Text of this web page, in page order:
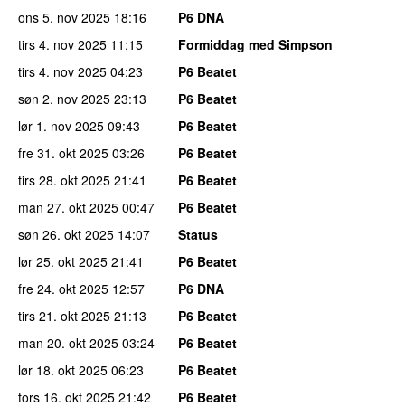
ons 5. nov 2025 18:16
P6 DNA
tirs 4. nov 2025 11:15
Formiddag med Simpson
tirs 4. nov 2025 04:23
P6 Beatet
søn 2. nov 2025 23:13
P6 Beatet
lør 1. nov 2025 09:43
P6 Beatet
fre 31. okt 2025 03:26
P6 Beatet
tirs 28. okt 2025 21:41
P6 Beatet
man 27. okt 2025 00:47
P6 Beatet
søn 26. okt 2025 14:07
Status
lør 25. okt 2025 21:41
P6 Beatet
fre 24. okt 2025 12:57
P6 DNA
tirs 21. okt 2025 21:13
P6 Beatet
man 20. okt 2025 03:24
P6 Beatet
lør 18. okt 2025 06:23
P6 Beatet
tors 16. okt 2025 21:42
P6 Beatet